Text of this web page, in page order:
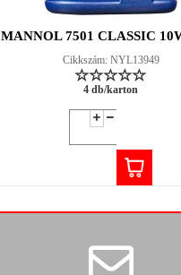
MANNOL 7501 CLASSIC
Cikkszám: NYL13949
4 db/karton